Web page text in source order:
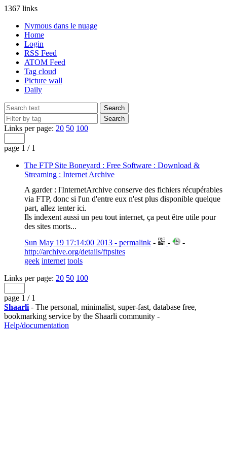
1367 links
Nymous dans le nuage
Home
Login
RSS Feed
ATOM Feed
Tag cloud
Picture wall
Daily
Links per page: 20 50 100
page 1 / 1
The FTP Site Boneyard : Free Software : Download &
Streaming : Internet Archive
A garder : l'InternetArchive conserve des fichiers récupérables
via FTP, donc si l'un d'entre eux n'est plus disponible quelque
part, allez tenter ici.
Ils indexent aussi un peu tout internet, ça peut être utile pour
des sites morts...
Sun May 19 17:14:00 2013 - permalink - -
-
http://archive.org/details/ftpsites
geek internet tools
Links per page: 20 50 100
page 1 / 1
Shaarli - The personal, minimalist, super-fast, database free,
bookmarking service by the Shaarli community -
Help/documentation